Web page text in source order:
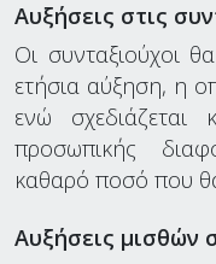
Αυξήσεις στις
Οι συνταξιούχοι
ετήσια αύξηση, η
ενώ
προσωπικής
καθαρό ποσό που
Αυξήσεις μισθών